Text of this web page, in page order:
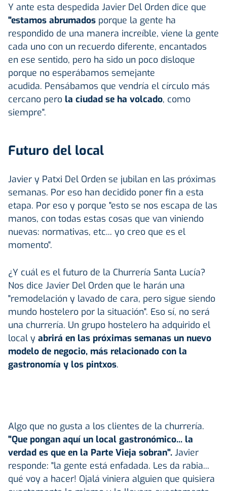
Y ante esta despedida Javier Del Orden dice que
"estamos abrumados porque la gente ha
respondido de una manera increíble, viene la gente
cada uno con un recuerdo diferente, encantados
en ese sentido, pero ha sido un poco disloque
porque no esperábamos semejante
acudida. Pensábamos que vendría el círculo más
cercano pero la ciudad se ha volcado, como
siempre".
Futuro del local
Javier y Patxi Del Orden se jubilan en las próximas
semanas. Por eso han decidido poner fin a esta
etapa. Por eso y porque "esto se nos escapa de las
manos, con todas estas cosas que van viniendo
nuevas: normativas, etc... yo creo que es el
momento".
¿Y cuál es el futuro de la Churrería Santa Lucía?
Nos dice Javier Del Orden que le harán una
"remodelación y lavado de cara, pero sigue siendo
mundo hostelero por la situación". Eso sí, no será
una churrería. Un grupo hostelero ha adquirido el
local y abrirá en las próximas semanas un nuevo
modelo de negocio, más relacionado con la
gastronomía y los pintxos.
Algo que no gusta a los clientes de la churrería.
"Que pongan aquí un local gastronómico... la
verdad es que en la Parte Vieja sobran". Javier
responde: "la gente está enfadada. Les da rabia...
qué voy a hacer! Ojalá viniera alguien que quisiera